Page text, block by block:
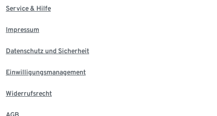
Service & Hilfe
Impressum
Datenschutz und Sicherheit
Einwilligungsmanagement
Widerrufsrecht
AGB